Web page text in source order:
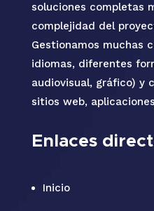
soluciones completas
complejidad del
Gestionamos muchas
idiomas, diferentes
audiovisual, gráfico) y
sitios web,
Enlaces
Inicio